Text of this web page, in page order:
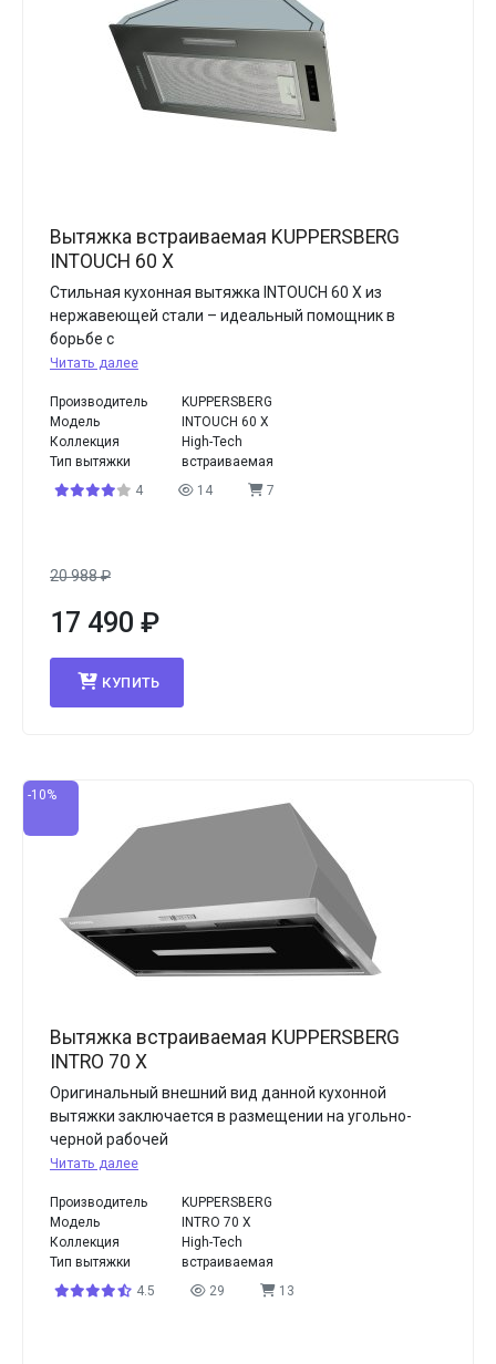
Вытяжка встраиваемая KUPPERSBERG
INTOUCH 60 X
Стильная кухонная вытяжка INTOUCH 60 X из
нержавеющей стали – идеальный помощник в
борьбе с
Читать далее
Производитель
KUPPERSBERG
Модель
INTOUCH 60 X
Коллекция
High-Tech
Тип вытяжки
встраиваемая
4
14 7
20 988₽
17 490 ₽
КУПИТЬ
-10%
Вытяжка встраиваемая KUPPERSBERG
INTRO 70 X
Оригинальный внешний вид данной кухонной
вытяжки заключается в размещении на угольно-
черной рабочей
Читать далее
Производитель
KUPPERSBERG
Модель
INTRO 70 X
Коллекция
High-Tech
Тип вытяжки
встраиваемая
4.5
29 13